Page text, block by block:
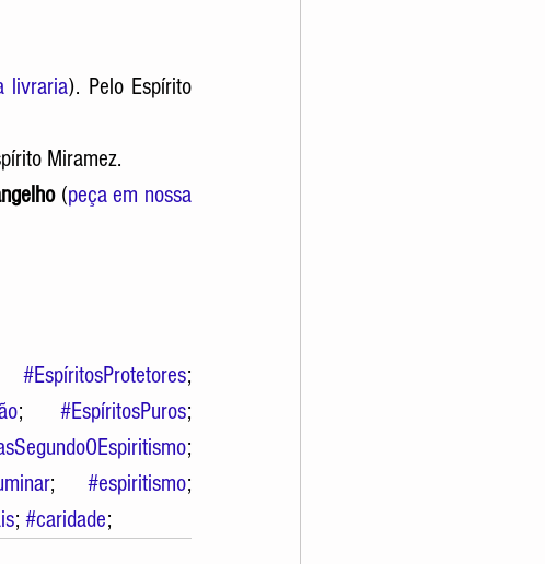
livraria). Pelo Espírito
Miramez.
(peça em nossa
#EspíritosProtetores
; #EspíritosPuros
; #espiritismo
; #caridade;